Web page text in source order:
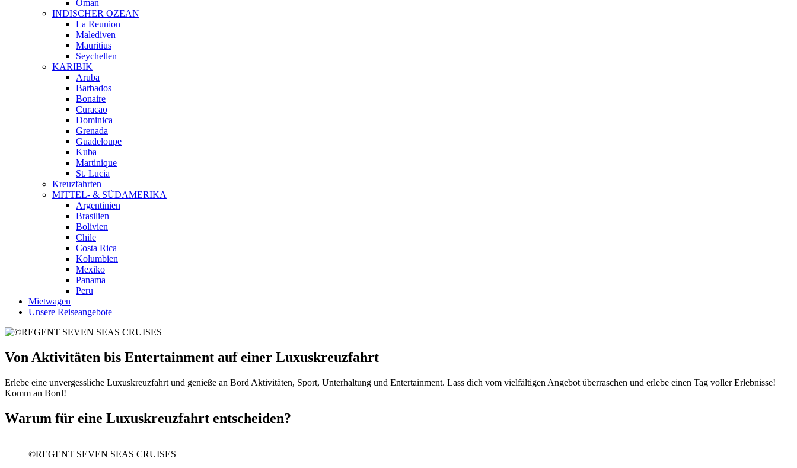
Oman
INDISCHER OZEAN
La Reunion
Malediven
Mauritius
Seychellen
KARIBIK
Aruba
Barbados
Bonaire
Curacao
Dominica
Grenada
Guadeloupe
Kuba
Martinique
St. Lucia
Kreuzfahrten
MITTEL- & SÜDAMERIKA
Argentinien
Brasilien
Bolivien
Chile
Costa Rica
Kolumbien
Mexiko
Panama
Peru
Mietwagen
Unsere Reiseangebote
Von Aktivitäten bis Entertainment auf einer Luxuskreuzfahrt
Erlebe eine unvergessliche Luxuskreuzfahrt und genieße an Bord Aktivitäten, Sport, Unterhaltung und Entertainment. Lass dich vom vielfältigen Angebot überraschen und erlebe einen Tag voller Erlebnisse!
Komm an Bord!
Warum für eine Luxuskreuzfahrt entscheiden?
©REGENT SEVEN SEAS CRUISES